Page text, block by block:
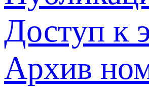
Доступ к
Архив